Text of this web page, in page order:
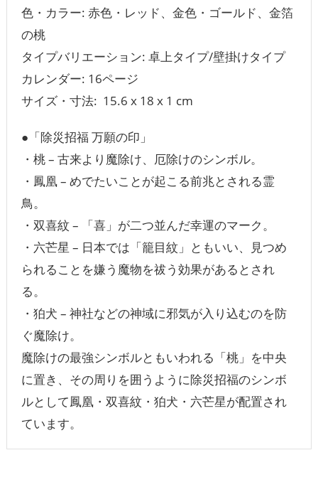
色・カラー: 赤色・レッド、金色・ゴールド、金箔
の桃
タイプバリエーション: 卓上タイプ/壁掛けタイプ
カレンダー: ‎16ページ
サイズ・寸法: ‎ 15.6 x 18 x 1 cm
●「除災招福 万願の印」
・桃 – 古来より魔除け、厄除けのシンボル。
・鳳凰 – めでたいことが起こる前兆とされる霊
鳥。
・双喜紋 – 「喜」が二つ並んだ幸運のマーク。
・六芒星 – 日本では「籠目紋」ともいい、見つめ
られることを嫌う魔物を祓う効果があるとされ
る。
・狛犬 – 神社などの神域に邪気が入り込むのを防
ぐ魔除け。
魔除けの最強シンボルともいわれる「桃」を中央
に置き、その周りを囲うように除災招福のシンボ
ルとして鳳凰・双喜紋・狛犬・六芒星が配置され
ています。